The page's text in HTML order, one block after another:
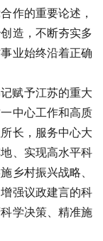
作的重要论述，
造，不断夯实多
业始终沿着正确
赋予江苏的重大
中心工作和高质
长，服务中心大
、实现高水平科
乡村振兴战略、
强议政建言的科
学决策、精准施